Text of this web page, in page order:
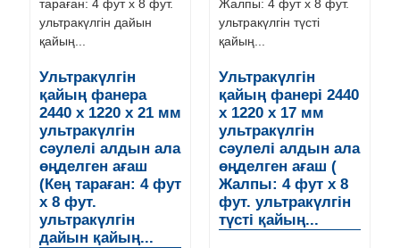
Ультракүлгін
қайың фанера
2440 x 1220 x 21 мм
ультракүлгін
сәулелі алдын ала
өңделген ағаш
(Кең тараған: 4 фут
x 8 фут.
ультракүлгін
дайын қайың...
Ультракүлгін
қайың фанері 2440
x 1220 x 17 мм
ультракүлгін
сәулелі алдын ала
өңделген ағаш (
Жалпы: 4 фут x 8
фут. ультракүлгін
түсті қайың...